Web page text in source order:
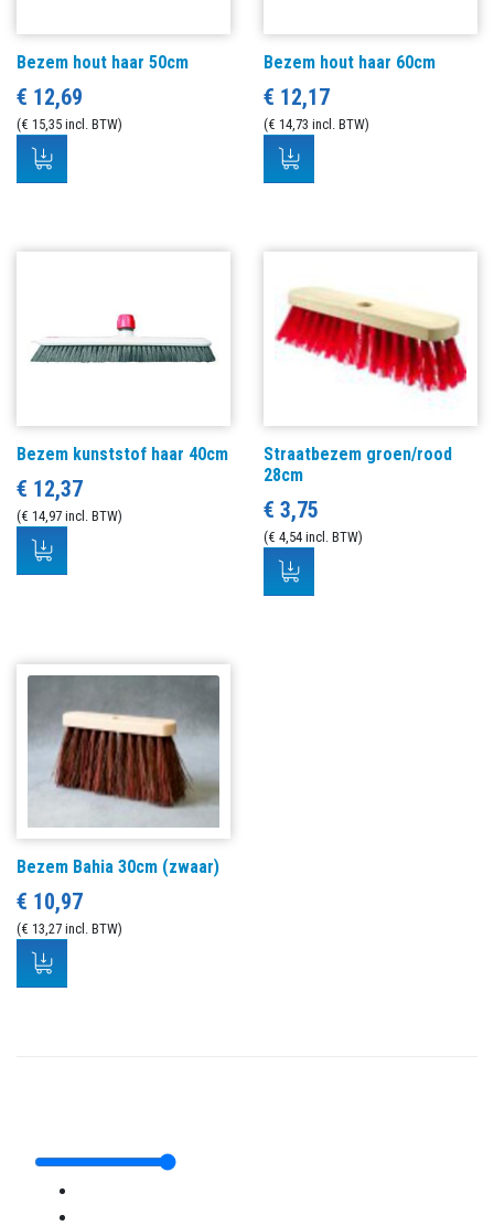
Bezem hout haar 50cm
€ 12,69
(€ 15,35 incl. BTW)
Bezem hout haar 60cm
€ 12,17
(€ 14,73 incl. BTW)
Bezem kunststof haar 40cm
€ 12,37
(€ 14,97 incl. BTW)
Straatbezem groen/rood
28cm
€ 3,75
(€ 4,54 incl. BTW)
Bezem Bahia 30cm (zwaar)
€ 10,97
(€ 13,27 incl. BTW)